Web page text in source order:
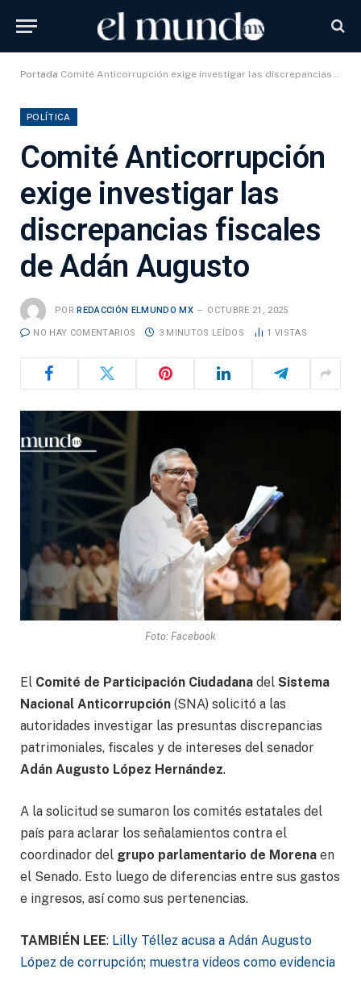
Portada Comité Anticorrupción exige investigar las discrepancias fiscales de Adán Augusto
POLÍTICA
Comité Anticorrupción
exige investigar las
discrepancias fiscales
de Adán Augusto
POR REDACCIÓN ELMUNDO MX OCTUBRE 21, 2025
NO HAY COMENTARIOS 3 MINUTOS LEÍDOS 1 VISTAS
Foto: Facebook
El Comité de Participación Ciudadana del Sistema
Nacional Anticorrupción (SNA) solicitó a las
autoridades investigar las presuntas discrepancias
patrimoniales, fiscales y de intereses del senador
Adán Augusto López Hernández.
A la solicitud se sumaron los comités estatales del
país para aclarar los señalamientos contra el
coordinador del grupo parlamentario de Morena en
el Senado. Esto luego de diferencias entre sus gastos
e ingresos, así como sus pertenencias.
TAMBIÉN LEE: Lilly Téllez acusa a Adán Augusto
López de corrupción; muestra videos como evidencia